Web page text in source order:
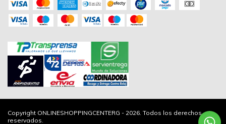
Copyright ONLINESHOPPINGCENTERG - 2026. Todos los derechos
reservados.